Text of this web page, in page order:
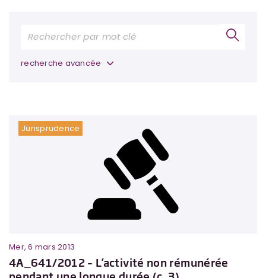
recherche avancée
Jurisprudence
Mer, 6 mars 2013
4A_641/2012 – L’activité non rémunérée